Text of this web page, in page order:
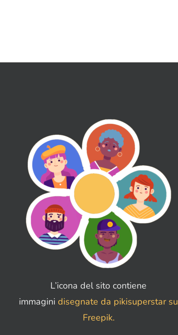
L’icona del sito contiene
immaginidisegnate da pikisuperstar su
Freepik.